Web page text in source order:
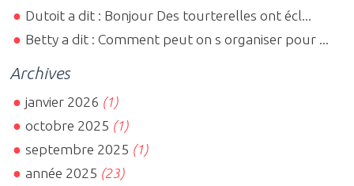
Dutoit a dit : Bonjour Des tourterelles ont écl...
Betty a dit : Comment peut on s organiser pour ...
Archives
janvier 2026 (1)
octobre 2025 (1)
septembre 2025 (1)
année 2025 (23)